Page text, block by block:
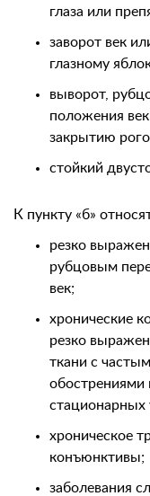
глаза или
заворот век
глазному
выворот,
положения
закрытию
стойкий
К пункту «б»
резко
рубцовым
век;
хронические
резко
ткани с
обострениями
стационарных
хроническое
конъюнктивы;
заболевания